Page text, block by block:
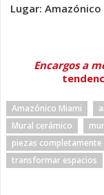
Lugar:
Encargos a
Amazónico Miami
Mural cerámico
piezas completamente
transformar espacios